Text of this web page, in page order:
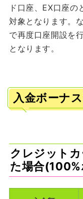
ド口座、EX口座
対象となります。
で再度口座開設を
となります。
入金ボーナ
クレジット
た場合